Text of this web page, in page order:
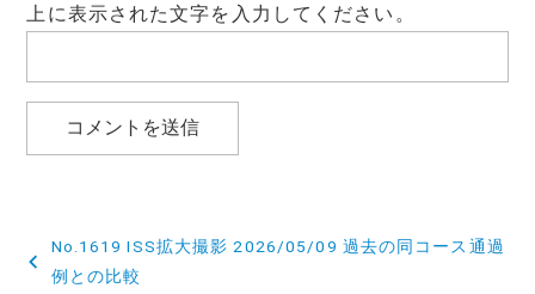
上に表示された文字を入力してください。
稿
No.1619 ISS拡大撮影 2026/05/09 過去の同コース通過
例との比較